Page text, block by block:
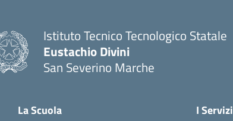
Istituto Tecnico Tecnologico Statale
Eustachio Divini
San Severino Marche
La Scuola I Servizi